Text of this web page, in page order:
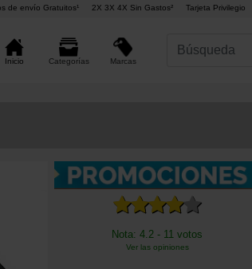
de envío Gratuitos¹ 2X 3X 4X Sin Gastos² Tarjeta Privilegio
Inicio Categorías Marcas
Nota: 4.2 - 11 votos
Ver las opiniones